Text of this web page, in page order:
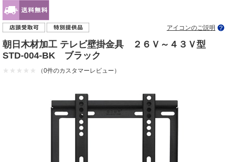
アイコンのご説明
朝日木材加工 テレビ壁掛金具 ２６Ｖ～４３Ｖ型
STD-004-BK ブラック
（0件のカスタマーレビュー）